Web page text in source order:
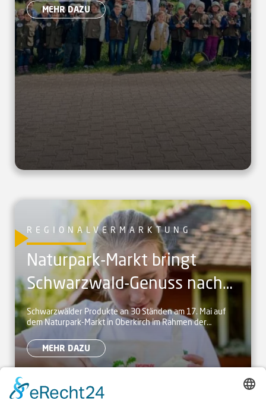
MEHR DAZU
REGIONALVERMARKTUNG
Naturpark-Markt bringt
Schwarzwald-Genuss nach
Oberkirch
Schwarzwälder Produkte an 30 Ständen am 17. Mai auf
dem Naturpark-Markt in Oberkirch im Rahmen der
Heimattage BW
MEHR DAZU